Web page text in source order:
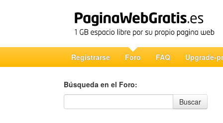
Registrarse Foro FAQ Upgrade-
Búsqueda en el Foro:
Búsqueda en el Foro
Buscar